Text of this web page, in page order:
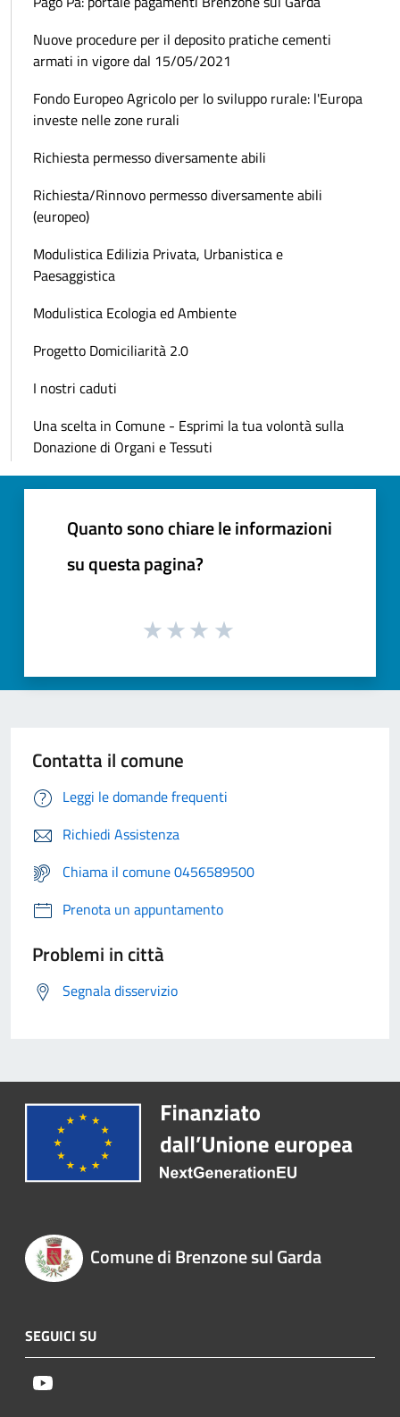
Nuove procedure per il deposito pratiche cementi
armati in vigore dal 15/05/2021
Fondo Europeo Agricolo per lo sviluppo rurale: l'Europa
investe nelle zone rurali
Richiesta permesso diversamente abili
Richiesta/Rinnovo permesso diversamente abili
(europeo)
Modulistica Edilizia Privata, Urbanistica e
Paesaggistica
Modulistica Ecologia ed Ambiente
Progetto Domiciliarità 2.0
I nostri caduti
Una scelta in Comune - Esprimi la tua volontà sulla
Donazione di Organi e Tessuti
Quanto sono chiare le informazioni
su questa pagina?
Contatta il comune
Leggi le domande frequenti
Richiedi Assistenza
Chiama il comune 0456589500
Prenota un appuntamento
Problemi in città
Segnala disservizio
Comune di Brenzone sul Garda
SEGUICI SU